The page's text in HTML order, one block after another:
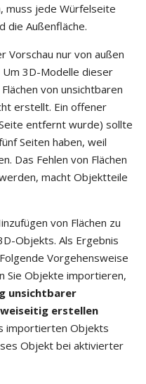
muss jede Würfelseite
die Außenfläche.
Vorschau nur von außen
3D-Modelle dieser
von unsichtbaren
erstellt. Ein offener
entfernt wurde) sollte
Seiten haben, weil
Das Fehlen von Flächen
macht Objektteile
von Flächen zu
Objekts. Als Ergebnis
Vorgehensweise
Sie Objekte importieren,
unsichtbarer
erstellen
importierten Objekts
Objekt bei aktivierter